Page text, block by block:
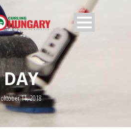
DAY
október 11, 2018